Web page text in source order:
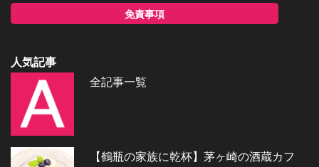
免責事項
人気記事
全記事一覧
【鶴瓶の家族に乾杯】茅ヶ崎の酒蔵カフ